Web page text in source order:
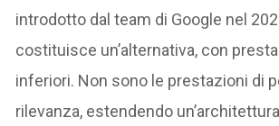
introdotto dal team di Google nel
costituisce un’alternativa, con
inferiori. Non sono le prestazioni di
rilevanza, estendendo